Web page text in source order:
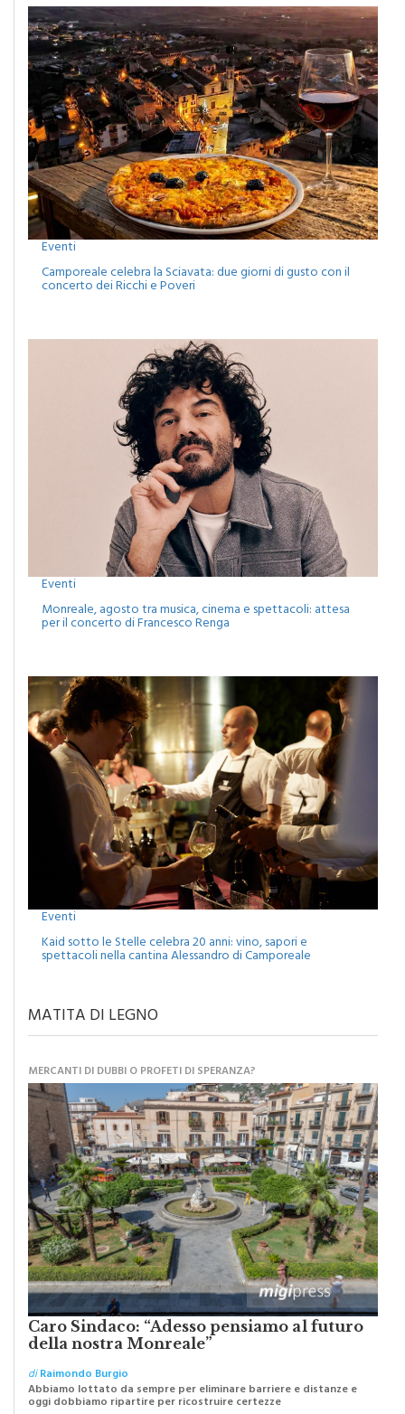
Eventi
Camporeale celebra la Sciavata: due giorni di gusto con il
concerto dei Ricchi e Poveri
Eventi
Monreale, agosto tra musica, cinema e spettacoli: attesa
per il concerto di Francesco Renga
Eventi
Kaid sotto le Stelle celebra 20 anni: vino, sapori e
spettacoli nella cantina Alessandro di Camporeale
MATITA DI LEGNO
MERCANTI DI DUBBI O PROFETI DI SPERANZA?
Caro Sindaco: “Adesso pensiamo al futuro
della nostra Monreale”
diRaimondo Burgio
Abbiamo lottato da sempre per eliminare barriere e distanze e
oggi dobbiamo ripartire per ricostruire certezze